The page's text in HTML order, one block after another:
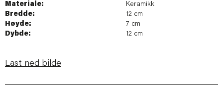
Materiale:
Keramikk
Bredde:
12 cm
Høyde:
7 cm
Dybde:
12 cm
Last ned bilde